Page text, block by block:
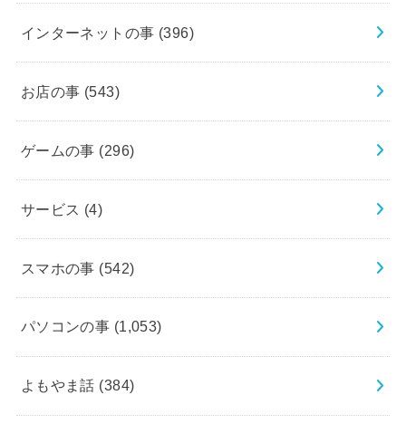
インターネットの事 (396)
お店の事 (543)
ゲームの事 (296)
サービス (4)
スマホの事 (542)
パソコンの事 (1,053)
よもやま話 (384)